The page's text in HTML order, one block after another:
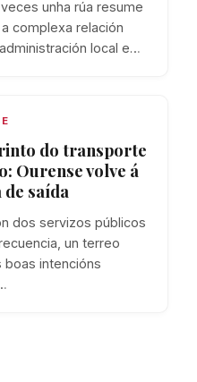
unha rúa resume
complexa relación
local e…
do transporte
Ourense volve á
saída
dos servizos públicos
un terreo
boas intencións